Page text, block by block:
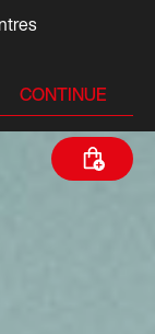
CONTINUE